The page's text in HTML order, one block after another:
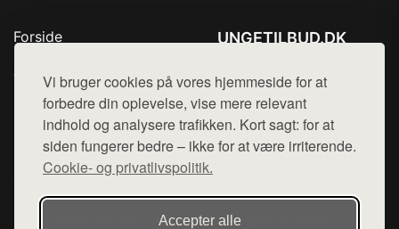
Vi bruger cookies på vores hjemmeside for at
forbedre din oplevelse, vise mere relevant
indhold og analysere trafikken. Kort sagt: for at
siden fungerer bedre – ikke for at være irriterende.
Cookie- og privatlivspolitik.
Accepter alle
Forside
Top Rabatter
Blog
Kontakt
UNGETILBUD.DK
Mail: hej@want.dk
Cookie- og privatlivspolitik
Denne side er en del af want.dk, der udgiver en række